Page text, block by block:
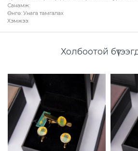
Санамж:
Өнгө: Унага тамгалах
Хэмжээ:
Үзүүлэлтүүд
Холбоотой